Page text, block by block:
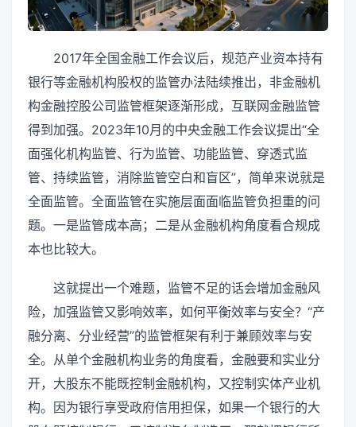
2017年全国金融工作会议后，规范产业资本持有
银行等金融机构股权的监管办法陆续推出，非金融机
构金融控股公司监管框架逐渐形成，互联网金融监管
得到加强。2023年10月的中央金融工作会议提出“全
面强化机构监管、行为监管、功能监管、穿透式监
管、持续监管，消除监管空白和盲区”，简单来说就是
全面监管。全面监管在实施层面面临监管负担重的问
题。一是监管成本高；二是从金融机构角度看合规成
本也比较大。
这就提出一个难题，监管不足的话会增加金融风
险，加强监管又影响效率，如何平衡效率与安全？“产
融分离、分业经营”的监管框架有利于兼顾效率与安
全。从单个金融机构业务的角度看，金融要和实业分
开，大股东不能既控制金融机构，又控制实体产业机
构。因为银行享受政府信用担保，如果一个银行的大